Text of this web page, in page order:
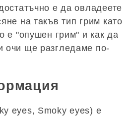
е да овладеете
на такъв тип грим като
е "опушен грим" и как да
очи ще разгледаме по-
eyes, Smoky eyes) е